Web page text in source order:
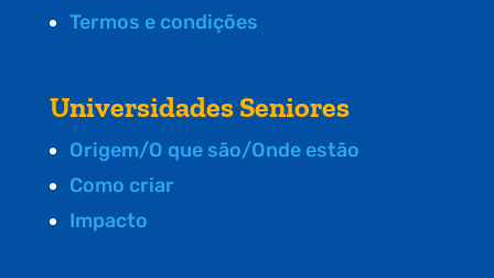
Termos e condições
Universidades Seniores
Origem/O que são/Onde estão
Como criar
Impacto